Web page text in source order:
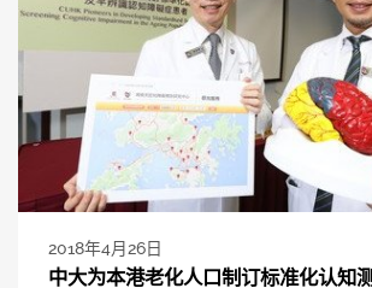
2018年4月26日
中大为本港老化人口制订标准化认知